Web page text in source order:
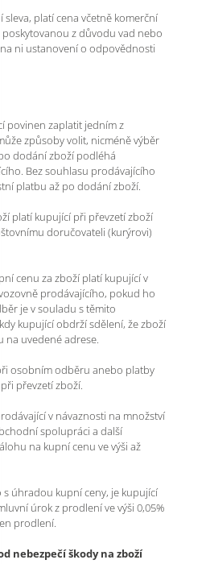
sleva, platí cena včetně komerční
poskytovanou z důvodu vad nebo
ni ustanovení o odpovědnosti
povinen zaplatit jedním z
způsoby volit, nicméně výběr
dodání zboží podléhá
Bez souhlasu prodávajícího
platbu až po dodání zboží.
platí kupující při převzetí zboží
doručovateli (kurýrovi)
cenu za zboží platí kupující v
prodávajícího, pokud ho
je v souladu s těmito
kupující obdrží sdělení, že zboží
uvedené adrese.
osobním odběru anebo platby
převzetí zboží.
v návaznosti na množství
spolupráci a další
na kupní cenu ve výši až
úhradou kupní ceny, je kupující
úrok z prodlení ve výši 0,05%
prodlení.
nebezpečí škody na zboží